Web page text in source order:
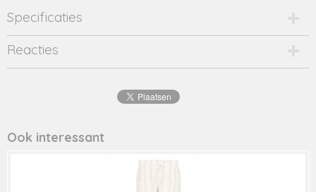
Specificaties
Productcode
737038-15829
Productcode leverancier
Reacties
Ook interessant